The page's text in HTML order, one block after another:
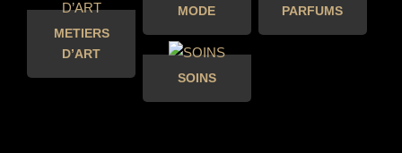
METIERS
D’ART
MODE PARFUMS
SOINS